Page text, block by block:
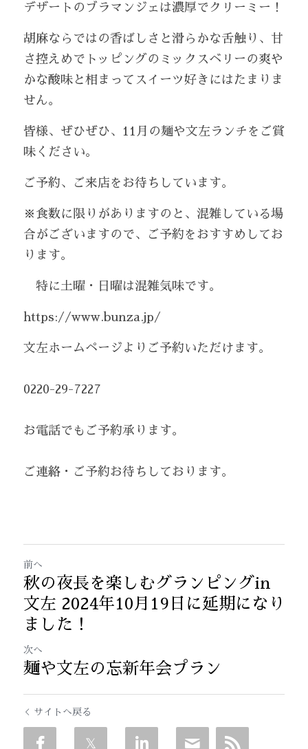
デザートのブラマンジェは濃厚でクリーミー！
胡麻ならではの香ばしさと滑らかな舌触り、甘
さ控えめでトッピングのミックスベリーの爽や
かな酸味と相まってスイーツ好きにはたまりま
せん。
皆様、ぜひぜひ、11月の麺や文左ランチをご賞
味ください。
ご予約、ご来店をお待ちしています。
※食数に限りがありますのと、混雑している場
合がございますので、ご予約をおすすめしてお
ります。
特に土曜・日曜は混雑気味です。
https://www.bunza.jp/
文左ホームページよりご予約いただけます。
0220-29-7227
お電話でもご予約承ります。
ご連絡・ご予約お待ちしております。
前へ
秋の夜長を楽しむグランピングin
文左 2024年10月19日に延期になり
ました！
次へ
麺や文左の忘新年会プラン
サイトへ戻る